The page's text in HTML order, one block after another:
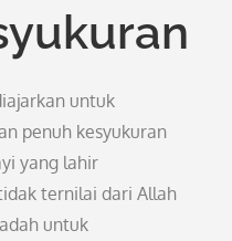
untuk
penuh kesyukuran
yang lahir
ternilai dari Allah
untuk